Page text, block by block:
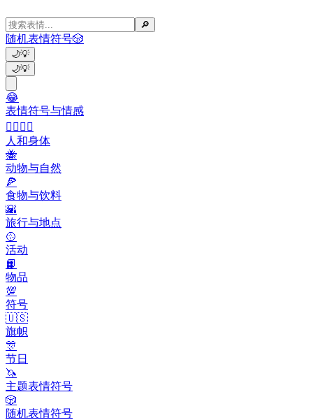
🔎
随机表情符号🎲
🌙💡
🌙💡
😂
表情符号与情感
👩‍❤️‍💋‍👨
人和身体
🐝
动物与自然
🍕
食物与饮料
🌇
旅行与地点
🥎
活动
📙
物品
💯
符号
🇺🇸
旗帜
🎊
节日
🦄
主题表情符号
🎲
随机表情符号